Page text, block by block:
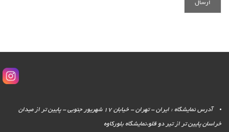
آدرس نمایشگاه : ایران - تهران - خیابان 17 شهریور جنوبی - پایین تر از میدان
خراسان پایین تر از تیر دو قلو،نمایشگاه بلورکاوه